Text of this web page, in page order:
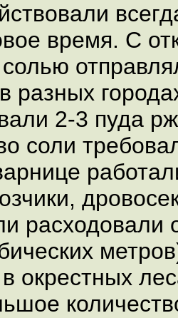
время. С
разных
2-3 пуда
соли
расходовали
в окрестных